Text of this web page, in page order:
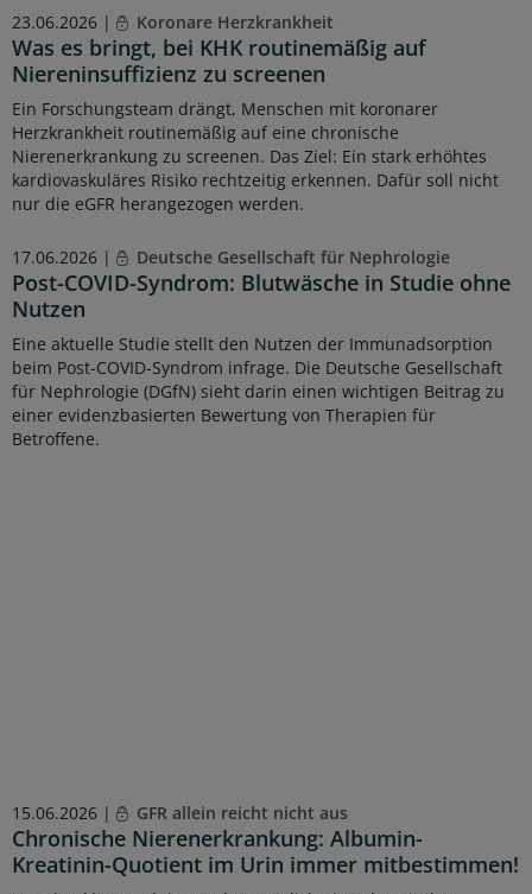
23.06.2026 | Koronare Herzkrankheit
Was es bringt, bei KHK routinemäßig auf
Niereninsuffizienz zu screenen
Ein Forschungsteam drängt, Menschen mit koronarer
Herzkrankheit routinemäßig auf eine chronische
Nierenerkrankung zu screenen. Das Ziel: Ein stark erhöhtes
kardiovaskuläres Risiko rechtzeitig erkennen. Dafür soll nicht
nur die eGFR herangezogen werden.
17.06.2026 | Deutsche Gesellschaft für Nephrologie
Post-COVID-Syndrom: Blutwäsche in Studie ohne
Nutzen
Eine aktuelle Studie stellt den Nutzen der Immunadsorption
beim Post-COVID-Syndrom infrage. Die Deutsche Gesellschaft
für Nephrologie (DGfN) sieht darin einen wichtigen Beitrag zu
einer evidenzbasierten Bewertung von Therapien für
Betroffene.
15.06.2026 | GFR allein reicht nicht aus
Chronische Nierenerkrankung: Albumin-
Kreatinin-Quotient im Urin immer mitbestimmen!